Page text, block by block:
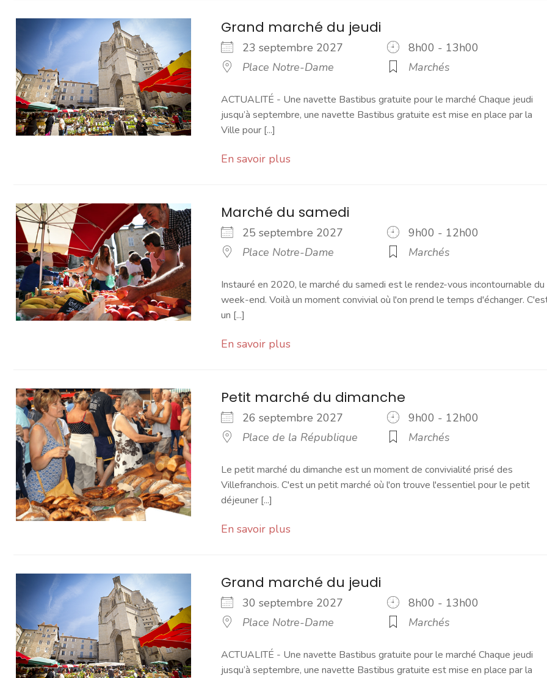
Grand marché du jeudi
23 septembre 2027
8h00 - 13h00
Place Notre-Dame
Marchés
ACTUALITÉ - Une navette Bastibus gratuite pour le marché Chaque jeudi
jusqu’à septembre, une navette Bastibus gratuite est mise en place par la
Ville pour [...]
En savoir plus
Marché du samedi
25 septembre 2027
9h00 - 12h00
Place Notre-Dame
Marchés
Instauré en 2020, le marché du samedi est le rendez-vous incontournable du
week-end. Voilà un moment convivial où l'on prend le temps d'échanger.
un [...]
En savoir plus
Petit marché du dimanche
26 septembre 2027
9h00 - 12h00
Place de la République
Marchés
Le petit marché du dimanche est un moment de convivialité prisé des
Villefranchois. C'est un petit marché où l'on trouve l'essentiel pour le petit
déjeuner [...]
En savoir plus
Grand marché du jeudi
30 septembre 2027
8h00 - 13h00
Place Notre-Dame
Marchés
ACTUALITÉ - Une navette Bastibus gratuite pour le marché Chaque jeudi
jusqu’à septembre, une navette Bastibus gratuite est mise en place par la